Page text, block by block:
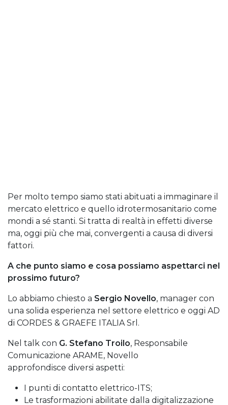
Per molto tempo siamo stati abituati a immaginare il
mercato elettrico e quello idrotermosanitario come
mondi a sé stanti. Si tratta di realtà in effetti diverse
ma, oggi più che mai, convergenti a causa di diversi
fattori.
A che punto siamo e cosa possiamo aspettarci nel
prossimo futuro?
Lo abbiamo chiesto a Sergio Novello, manager con
una solida esperienza nel settore elettrico e oggi AD
di CORDES & GRAEFE ITALIA Srl.
Nel talk con G. Stefano Troilo, Responsabile
Comunicazione ARAME, Novello
approfondisce diversi aspetti:
I punti di contatto elettrico-ITS;
Le trasformazioni abilitate dalla digitalizzazione